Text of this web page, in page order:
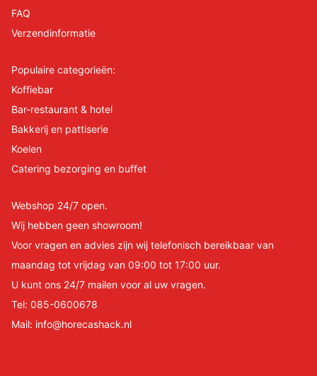
FAQ
Verzendinformatie
Populaire categorieën:
Koffiebar
Bar-restaurant & hotel
Bakkerij en pattiserie
Koelen
Catering bezorging en buffet
Webshop 24/7 open.
Wij hebben geen showroom!
Voor vragen en advies zijn wij telefonisch bereikbaar van
maandag tot vrijdag van 09:00 tot 17:00 uur.
U kunt ons 24/7 mailen voor al uw vragen.
Tel: 085-0600678
Mail: info@horecashack.nl